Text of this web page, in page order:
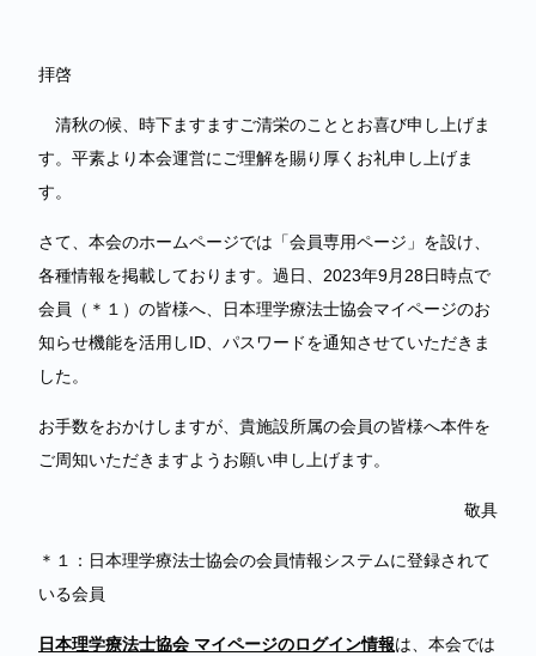
拝啓
清秋の候、時下ますますご清栄のこととお喜び申し上げま
す。平素より本会運営にご理解を賜り厚くお礼申し上げま
す。
さて、本会のホームページでは「会員専用ページ」を設け、
各種情報を掲載しております。過日、2023年9月28日時点で
会員（＊１）の皆様へ、日本理学療法士協会マイページのお
知らせ機能を活用しID、パスワードを通知させていただきま
した。
お手数をおかけしますが、貴施設所属の会員の皆様へ本件を
ご周知いただきますようお願い申し上げます。
敬具
＊１：日本理学療法士協会の会員情報システムに登録されて
いる会員
日本理学療法士協会 マイページのログイン情報は、本会では